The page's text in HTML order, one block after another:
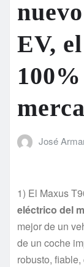
EV,
José
1) El Maxus
eléctrico del
mejor de un
de un coche
robusto,